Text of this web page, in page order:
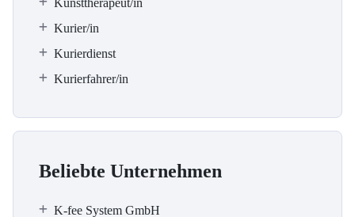
Kunsttherapeut/in
Kurier/in
Kurierdienst
Kurierfahrer/in
Beliebte Unternehmen
K-fee System GmbH